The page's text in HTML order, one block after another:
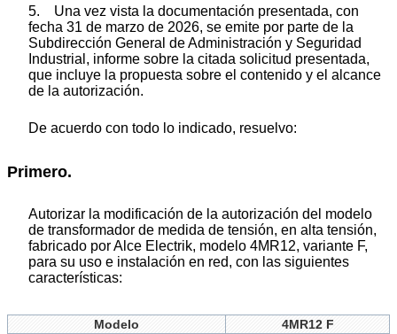
5. Una vez vista la documentación presentada, con
fecha 31 de marzo de 2026, se emite por parte de la
Subdirección General de Administración y Seguridad
Industrial, informe sobre la citada solicitud presentada,
que incluye la propuesta sobre el contenido y el alcance
de la autorización.
De acuerdo con todo lo indicado, resuelvo:
Primero.
Autorizar la modificación de la autorización del modelo
de transformador de medida de tensión, en alta tensión,
fabricado por Alce Electrik, modelo 4MR12, variante F,
para su uso e instalación en red, con las siguientes
características:
Modelo
4MR12 F